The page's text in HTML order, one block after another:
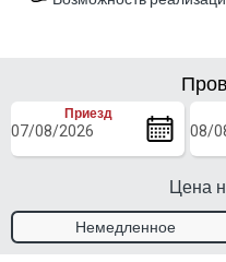
Приезд
Цена
Немедленное